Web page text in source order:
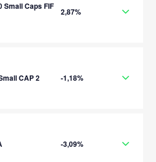
Small Caps FIF
2,87%
CAP 2 -1,18%
-3,09%